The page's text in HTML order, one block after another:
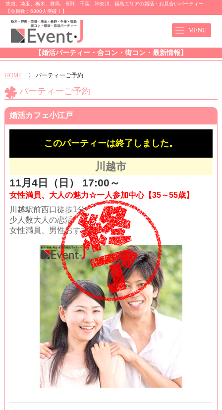
茨城、埼玉、栃木、群馬、長野、千葉、神奈川、福島エリアの婚活・お見合いパーティー
【会員数：6300人突破！】
【婚活パーティー・合コン・街コン・最新情報】
HOME 〉 パーティーご予約
パーティーご予約
婚活カフェ小江戸
このパーティーは終了しました。
川越市
11月4日（日） 17:00～
女性満員、大人の魅力☆一人参加中心【35～55歳】
川越駅前西口徒歩1分
少人数大人の恋活!
女性満員、男性おすすめ